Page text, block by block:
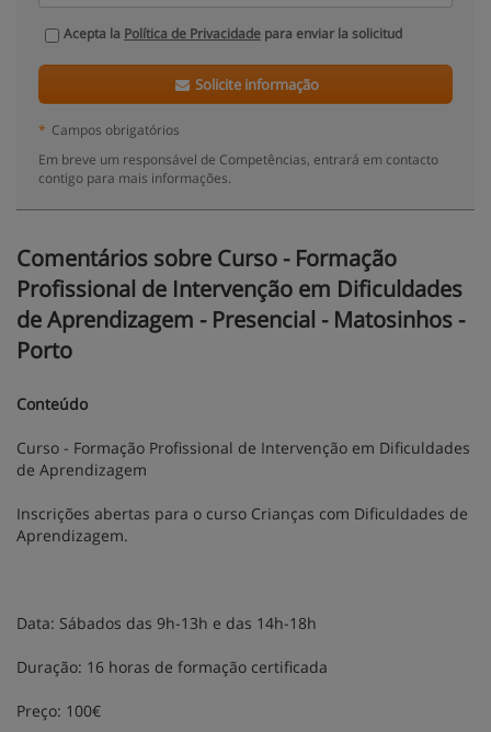
Acepta la Política de Privacidade para enviar la solicitud
Solicite informação
* Campos obrigatórios
Em breve um responsável de Competências, entrará em contacto
contigo para mais informações.
Comentários sobre Curso - Formação
Profissional de Intervenção em Dificuldades
de Aprendizagem - Presencial - Matosinhos -
Porto
Conteúdo
Curso - Formação Profissional de Intervenção em Dificuldades
de Aprendizagem
Inscrições abertas para o curso Crianças com Dificuldades de
Aprendizagem.
Data: Sábados das 9h-13h e das 14h-18h
Duração: 16 horas de formação certificada
Preço: 100€